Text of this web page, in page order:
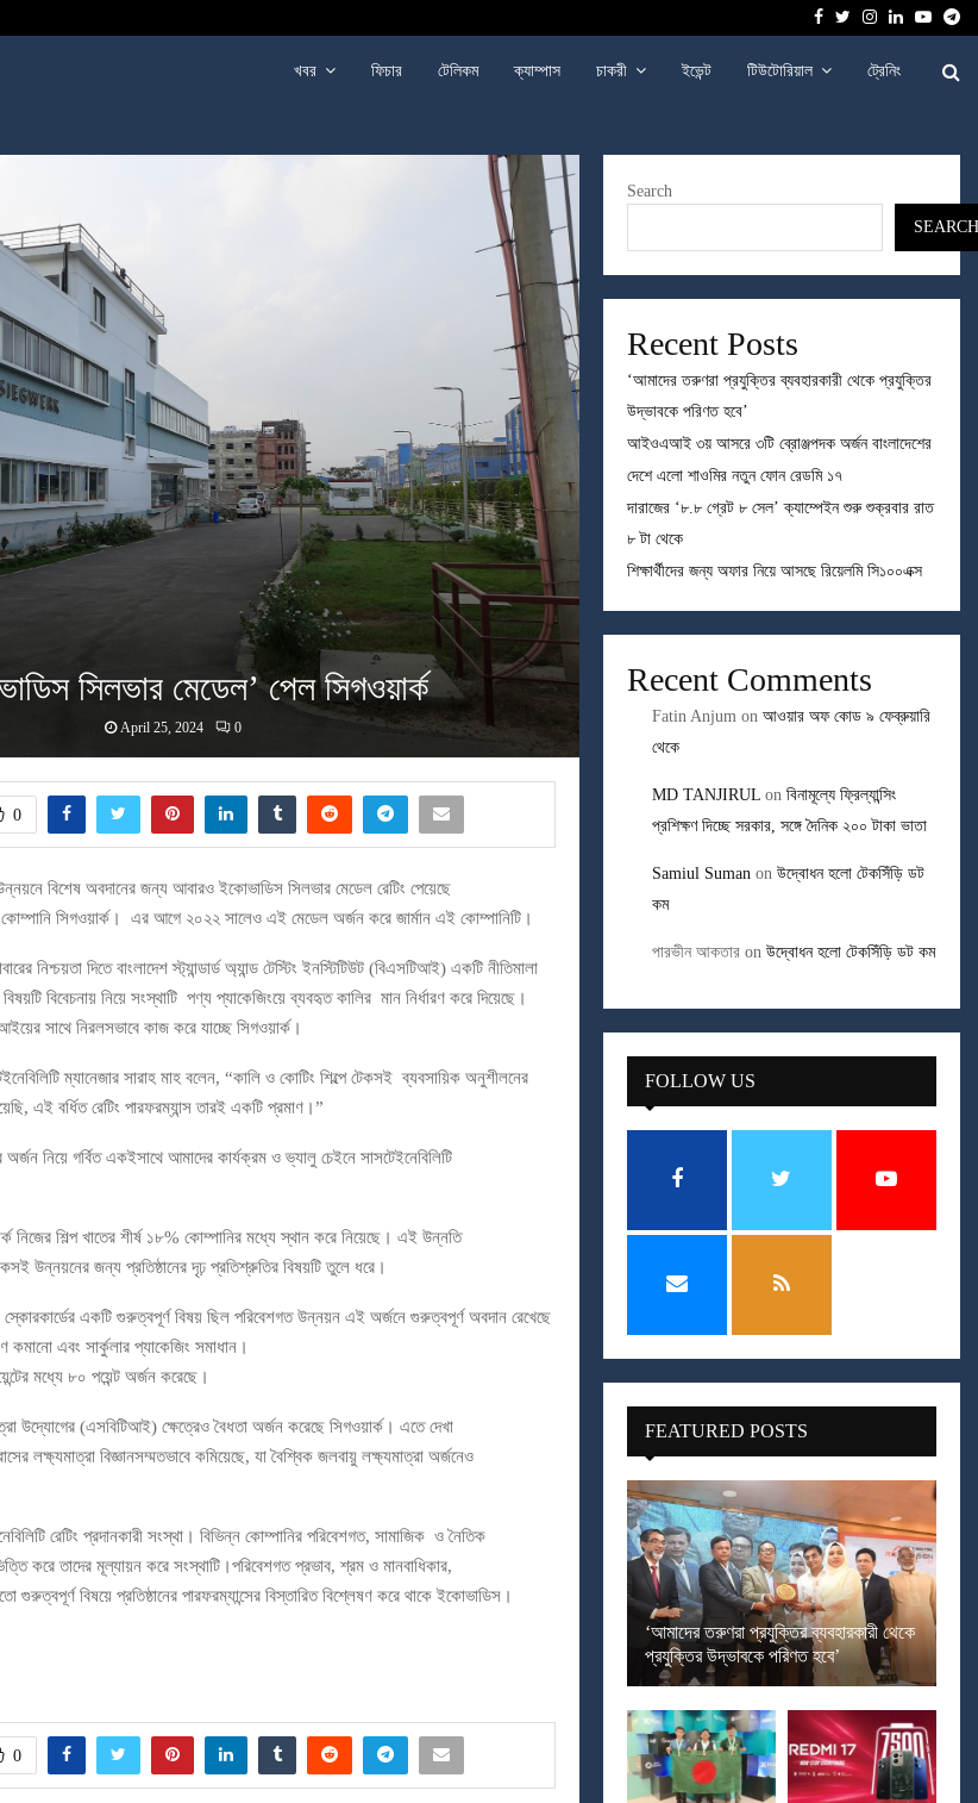
FacebookTwitter
Instagram
Linkedin
খবর ফিচার টেলিকম ক্যাম্পাস চাকরী ইভেন্ট টিউটোরিয়াল ট্রেনিং
সিলভার মেডেল’ পেল সিগওয়ার্ক
April 25, 2024 0
0
বিশেষ অবদানের জন্য আবারও ইকোভাডিস সিলভার মেডেল রেটিং পেয়েছে
কোম্পানি সিগওয়ার্ক। এর আগে ২০২২ সালেও এই মেডেল অর্জন করে জার্মান এই কোম্পানিটি।
নিশ্চয়তা দিতে বাংলাদেশ স্ট্যান্ডার্ড অ্যান্ড টেস্টিং ইনস্টিটিউট (বিএসটিআই) একটি নীতিমালা
বিবেচনায় নিয়ে সংস্থাটি পণ্য প্যাকেজিংয়ে ব্যবহৃত কালির মান নির্ধারণ করে দিয়েছে।
সাথে নিরলসভাবে কাজ করে যাচ্ছে সিগওয়ার্ক।
ম্যানেজার সারাহ মাহ বলেন, “কালি ও কোটিং শিল্পে টেকসই ব্যবসায়িক অনুশীলনের
এই বর্ধিত রেটিং পারফরম্যান্স তারই একটি প্রমাণ।”
নিয়ে গর্বিত একইসাথে আমাদের কার্যক্রম ও ভ্যালু চেইনে সাসটেইনেবিলিটি
নিজের শিল্প খাতের শীর্ষ ১৮% কোম্পানির মধ্যে স্থান করে নিয়েছে। এই উন্নতি
উন্নয়নের জন্য প্রতিষ্ঠানের দৃঢ় প্রতিশ্রুতির বিষয়টি তুলে ধরে।
স্কোরকার্ডের একটি গুরুত্বপূর্ণ বিষয় ছিল পরিবেশগত উন্নয়ন এই অর্জনে গুরুত্বপূর্ণ অবদান রেখেছে
কমানো এবং সার্কুলার প্যাকেজিং সমাধান।
মধ্যে ৮০ পয়েন্ট অর্জন করেছে।
উদ্যোগের (এসবিটিআই) ক্ষেত্রেও বৈধতা অর্জন করেছে সিগওয়ার্ক। এতে দেখা
লক্ষ্যমাত্রা বিজ্ঞানসম্মতভাবে কমিয়েছে, যা বৈশ্বিক জলবায়ু লক্ষ্যমাত্রা অর্জনেও
রেটিং প্রদানকারী সংস্থা। বিভিন্ন কোম্পানির পরিবেশগত, সামাজিক ও নৈতিক
করে তাদের মূল্যায়ন করে সংস্থাটি।পরিবেশগত প্রভাব, শ্রম ও মানবাধিকার,
বিষয়ে প্রতিষ্ঠানের পারফরম্যান্সের বিস্তারিত বিশ্লেষণ করে থাকে ইকোভাডিস।
0
Search
SEARCH
Recent Posts
‘আমাদের তরুণরা প্রযুক্তির ব্যবহারকারী থেকে প্রযুক্তির
উদ্ভাবকে পরিণত হবে’
আইওএআই ৩য় আসরে ৩টি ব্রোঞ্জপদক অর্জন বাংলাদেশের
দেশে এলো শাওমির নতুন ফোন রেডমি ১৭
দারাজের ‘৮.৮ গ্রেট ৮ সেল’ ক্যাম্পেইন শুরু শুক্রবার রাত
৮ টা থেকে
শিক্ষার্থীদের জন্য অফার নিয়ে আসছে রিয়েলমি সি১০০এক্স
Recent Comments
Fatin Anjum on আওয়ার অফ কোড ৯ ফেব্রুয়ারি
থেকে
MD TANJIRUL on বিনামূল্যে ফ্রিল্যান্সিং
প্রশিক্ষণ দিচ্ছে সরকার, সঙ্গে দৈনিক ২০০ টাকা ভাতা
Samiul Suman on উদ্বোধন হলো টেকসিঁড়ি ডট
কম
পারভীন আকতার on উদ্বোধন হলো টেকসিঁড়ি ডট কম
FOLLOW US
FEATURED POSTS
‘আমাদের তরুণরা প্রযুক্তির ব্যবহারকারী থেকে
প্রযুক্তির উদ্ভাবকে পরিণত হবে’